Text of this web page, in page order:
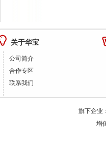
关于华宝
公司简介
合作专区
联系我们
旗下企业
增